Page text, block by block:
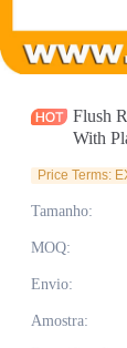
Flush
With
Price Terms:
Tamanho:
MOQ:
Envio:
Amostra:
Notícias